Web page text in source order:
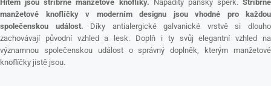
Hitem jsou stříbrné manžetové knoflíky. Nápaditý pánský šperk. Stříbrné
manžetové knoflíčky v moderním designu jsou vhodné pro každou
společenskou událost. Díky antialergické galvanické vrstvě si dlouho
zachovávají původní vzhled a lesk. Doplň i ty svůj elegantní vzhled na
významnou společenskou událost o správný doplněk, kterým manžetové
knoflíčky jistě jsou.